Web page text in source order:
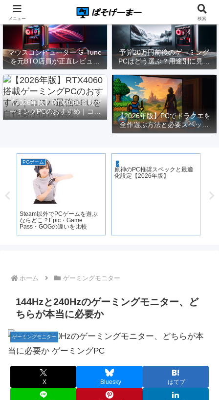
マウスコンピューター G-Tune
を元BTO店員が正直レビュー
｜実際どうなの？
予算20万円前後のゲーミング
PCはどう選ぶ？用途別に見る
構成と注意点【2026年版】
【2026年版】RTX4060搭載ゲ
ーミングPCのおすすめ｜コス
パ最強GPUを自作勢が徹底解
【2026年版】PCでドラクエを
全作遊ぶ方法と必要スペック
｜FF14勢がまとめてみた
PCゲーム
Steam以外でPCゲームを遊ぶ
ならどこ？Epic・Game
Pass・GOGの違いを比較
ゲーミングPC
原神のPC推奨スペックと最適
化設定【2026年版】
ホーム ゲーミングモニター
144Hzと240Hzのゲーミングモニター、ど
ちらが本当に必要か
ゲーミングモニター
X Bluesky はてブ
メニュー 検索